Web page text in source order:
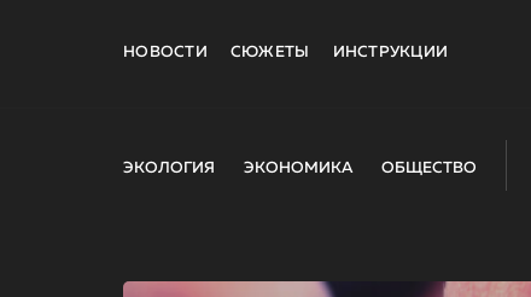
НОВОСТИ СЮЖЕТЫ ИНСТРУКЦИИ
ЭКОЛОГИЯ ЭКОНОМИКА ОБЩЕСТВО